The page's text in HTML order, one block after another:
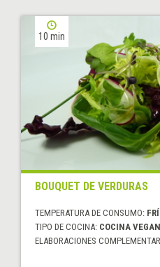
10 min
BOUQUET DE VERDURAS
TEMPERATURA DE CONSUMO:
TIPO DE COCINA: COCINA
ELABORACIONES